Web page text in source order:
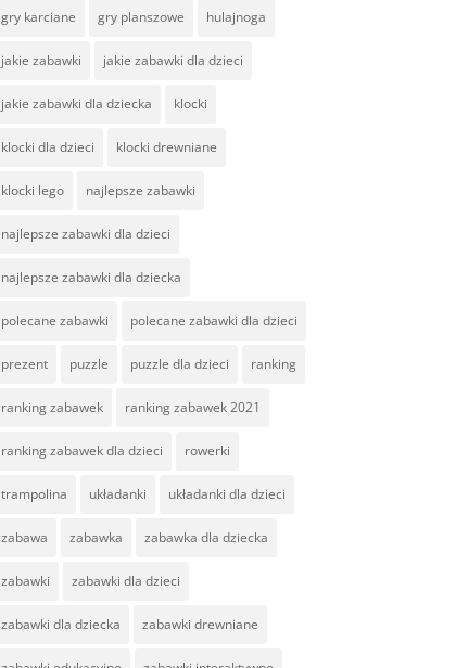
gry karciane gry planszowe hulajnoga
jakie zabawki jakie zabawki dla dzieci
jakie zabawki dla dziecka klocki
klocki dla dzieci klocki drewniane
klocki lego najlepsze zabawki
najlepsze zabawki dla dzieci
najlepsze zabawki dla dziecka
polecane zabawki polecane zabawki dla dzieci
prezent puzzle puzzle dla dzieci ranking
ranking zabawek ranking zabawek 2021
ranking zabawek dla dzieci rowerki
trampolina układanki układanki dla dzieci
zabawa zabawka zabawka dla dziecka
zabawki zabawki dla dzieci
zabawki dla dziecka zabawki drewniane